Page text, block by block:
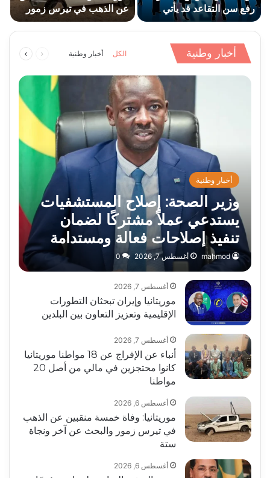
رفع سن التقاعد قد يأتي
على…
عن الذهب في تيرس زمور
والبحث…
أخبار وطنية الكل أخبار وطنية الصفحةالصفحة
أخبار وطنية
وزير الصحة: إصلاح المستشفيات
يستدعي عملاً مشتركًا لضمان
تنفيذ إصلاحات فعالة ومستدامة
mahmod أغسطس 7, 2026 0
أغسطس 7, 2026
موريتانيا وإيران تبحثان التطورات
الإقليمية وتعزيز التعاون بين البلدين
أغسطس 7, 2026
أنباء عن الإفراج عن 18 مواطنا موريتانيا
كانوا محتجزين في مالي من أصل 20
مواطنا
أغسطس 6, 2026
موريتانيا: وفاة خمسة منقبين عن الذهب
في تيرس زمور والبحث عن آخر ونجاة
ستة
أغسطس 6, 2026